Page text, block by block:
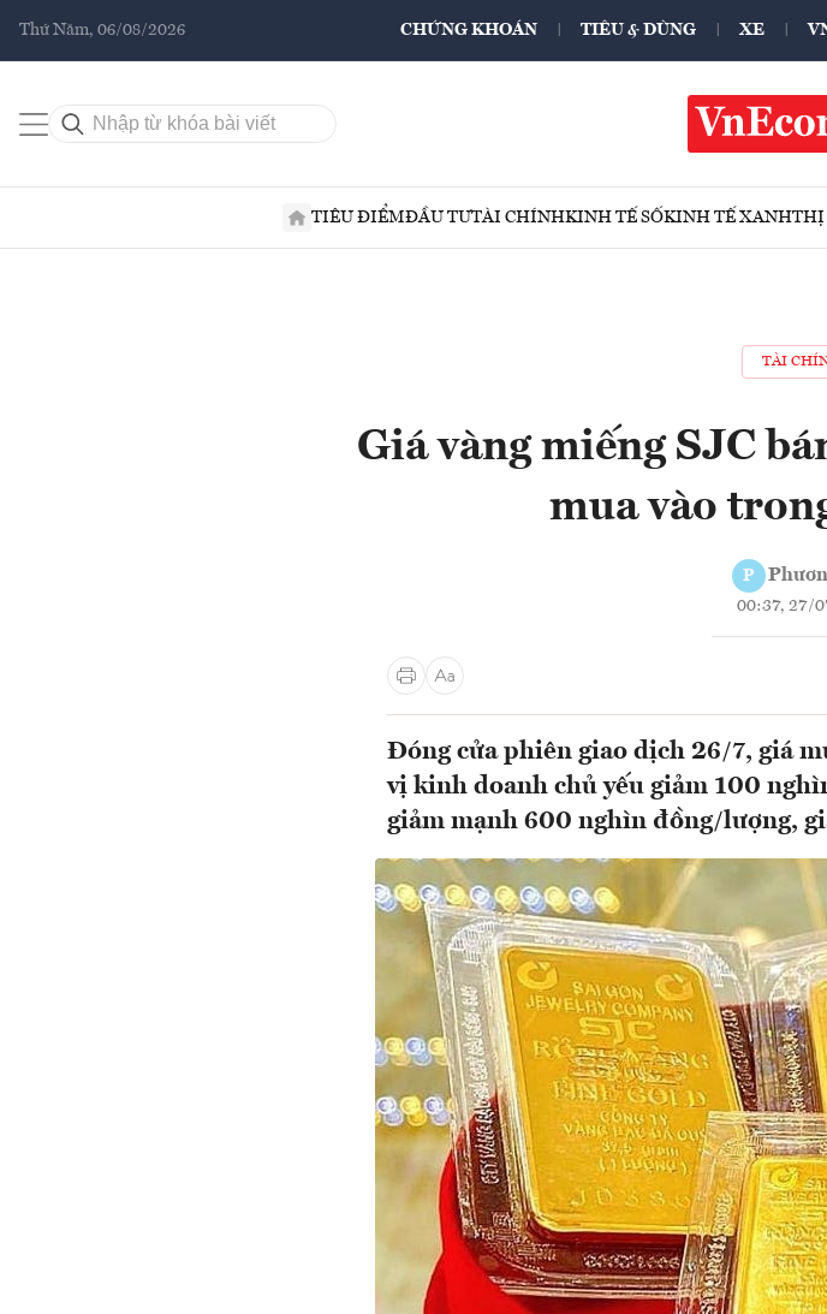
Thứ Năm, 06/08/2026 CHỨNG KHOÁN TIÊU & DÙNG XE
TIÊU ĐIỂMĐẦU TƯTÀI CHÍNHKINH TẾ SỐKINH TẾ XANHTHỊ
TÀI
Giá vàng miếng SJC
mua vào
P
00:37, 27/
Đóng cửa phiên giao dịch 26/7, giá
vị kinh doanh chủ yếu giảm 100
giảm mạnh 600 nghìn đồng/lượng,